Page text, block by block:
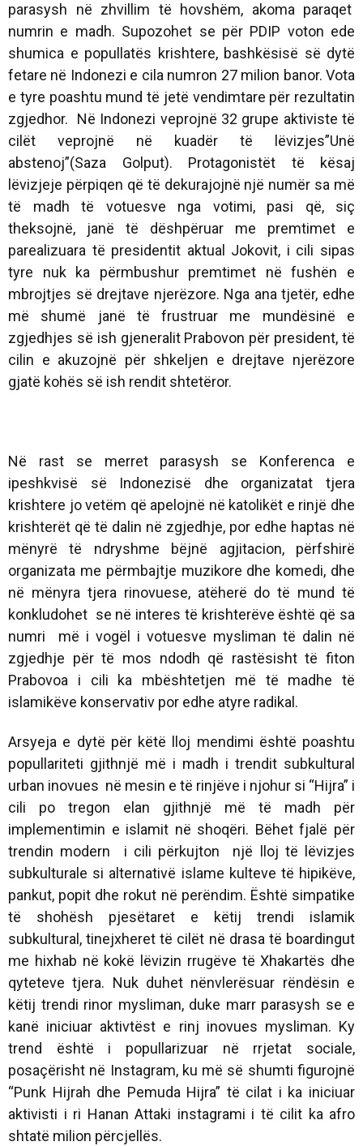
parasysh në zhvillim të hovshëm, akoma paraqet
numrin e madh. Supozohet se për PDIP voton ede
shumica e popullatës krishtere, bashkësisë së dytë
fetare në Indonezi e cila numron 27 milion banor. Vota
e tyre poashtu mund të jetë vendimtare për rezultatin
zgjedhor. Në Indonezi veprojnë 32 grupe aktiviste të
cilët veprojnë në kuadër të lëvizjes”Unë
abstenoj”(Saza Golput). Protagonistët të kësaj
lëvizjeje përpiqen që të dekurajojnë një numër sa më
të madh të votuesve nga votimi, pasi që, siç
theksojnë, janë të dëshpëruar me premtimet e
parealizuara të presidentit aktual Jokovit, i cili sipas
tyre nuk ka përmbushur premtimet në fushën e
mbrojtjes së drejtave njerëzore. Nga ana tjetër, edhe
më shumë janë të frustruar me mundësinë e
zgjedhjes së ish gjeneralit Prabovon për president, të
cilin e akuzojnë për shkeljen e drejtave njerëzore
gjatë kohës së ish rendit shtetëror.
Në rast se merret parasysh se Konferenca e
ipeshkvisë së Indonezisë dhe organizatat tjera
krishtere jo vetëm që apelojnë në katolikët e rinjë dhe
krishterët që të dalin në zgjedhje, por edhe haptas në
mënyrë të ndryshme bëjnë agjitacion, përfshirë
organizata me përmbajtje muzikore dhe komedi, dhe
në mënyra tjera rinovuese, atëherë do të mund të
konkludohet se në interes të krishterëve është që sa
numri më i vogël i votuesve mysliman të dalin në
zgjedhje për të mos ndodh që rastësisht të fiton
Prabovoa i cili ka mbështetjen më të madhe të
islamikëve konservativ por edhe atyre radikal.
Arsyeja e dytë për këtë lloj mendimi është poashtu
popullariteti gjithnjë më i madh i trendit subkultural
urban inovues në mesin e të rinjëve i njohur si “Hijra” i
cili po tregon elan gjithnjë më të madh për
implementimin e islamit në shoqëri. Bëhet fjalë për
trendin modern i cili përkujton një lloj të lëvizjes
subkulturale si alternativë islame kulteve të hipikëve,
pankut, popit dhe rokut në perëndim. Është simpatike
të shohësh pjesëtaret e këtij trendi islamik
subkultural, tinejxheret të cilët në drasa të boardingut
me hixhab në kokë lëvizin rrugëve të Xhakartës dhe
qyteteve tjera. Nuk duhet nënvlerësuar rëndësin e
këtij trendi rinor mysliman, duke marr parasysh se e
kanë iniciuar aktivtëst e rinj inovues mysliman. Ky
trend është i popullarizuar në rrjetat sociale,
posaçërisht në Instagram, ku më së shumti figurojnë
“Punk Hijrah dhe Pemuda Hijra” të cilat i ka iniciuar
aktivisti i ri Hanan Attaki instagrami i të cilit ka afro
shtatë milion përcjellës.